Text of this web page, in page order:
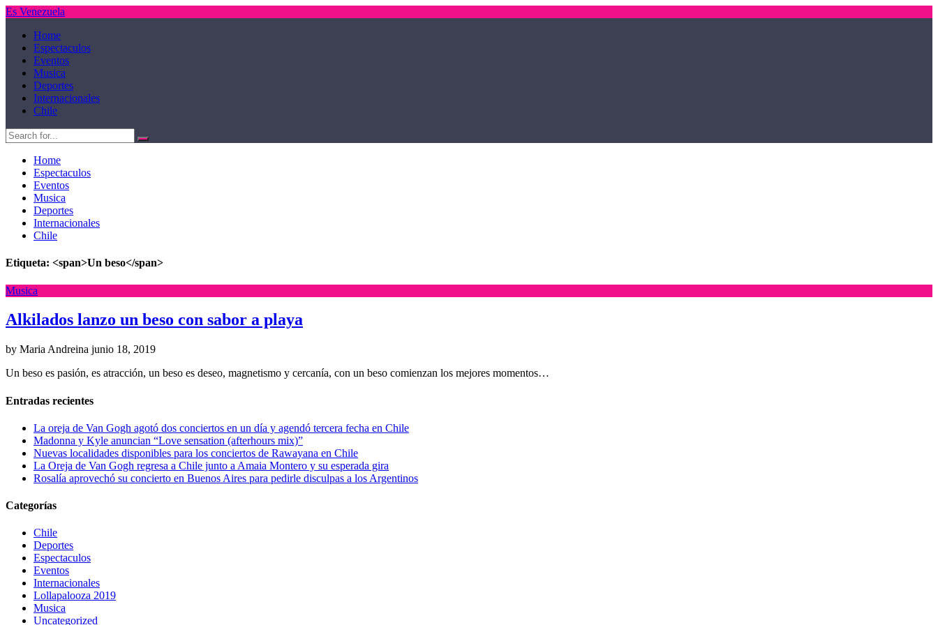
Es Venezuela
Home
Espectaculos
Eventos
Musica
Deportes
Internacionales
Chile
Home
Espectaculos
Eventos
Musica
Deportes
Internacionales
Chile
Etiqueta: <span>Un beso</span>
Musica
Alkilados lanzo un beso con sabor a playa
by Maria Andreina junio 18, 2019
Un beso es pasión, es atracción, un beso es deseo, magnetismo y cercanía, con un beso comienzan los mejores momentos…
Entradas recientes
La oreja de Van Gogh agotó dos conciertos en un día y agendó tercera fecha en Chile
Madonna y Kyle anuncian “Love sensation (afterhours mix)”
Nuevas localidades disponibles para los conciertos de Rawayana en Chile
La Oreja de Van Gogh regresa a Chile junto a Amaia Montero y su esperada gira
Rosalía aprovechó su concierto en Buenos Aires para pedirle disculpas a los Argentinos
Categorías
Chile
Deportes
Espectaculos
Eventos
Internacionales
Lollapalooza 2019
Musica
Uncategorized